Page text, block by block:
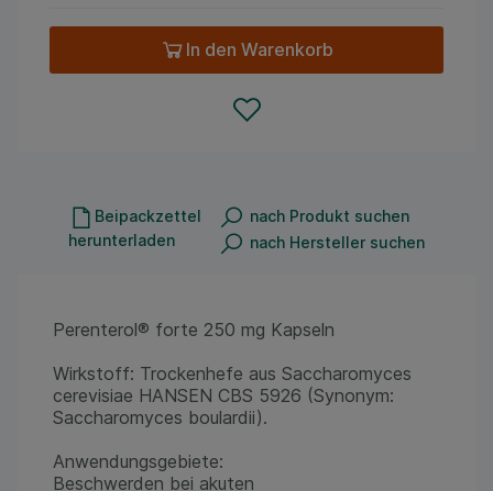
In den Warenkorb
Beipackzettel
herunterladen
nach Produkt suchen
nach Hersteller suchen
Perenterol® forte 250 mg Kapseln
Wirkstoff: Trockenhefe aus Saccharomyces
cerevisiae HANSEN CBS 5926 (Synonym:
Saccharomyces boulardii).
Anwendungsgebiete:
Beschwerden bei akuten